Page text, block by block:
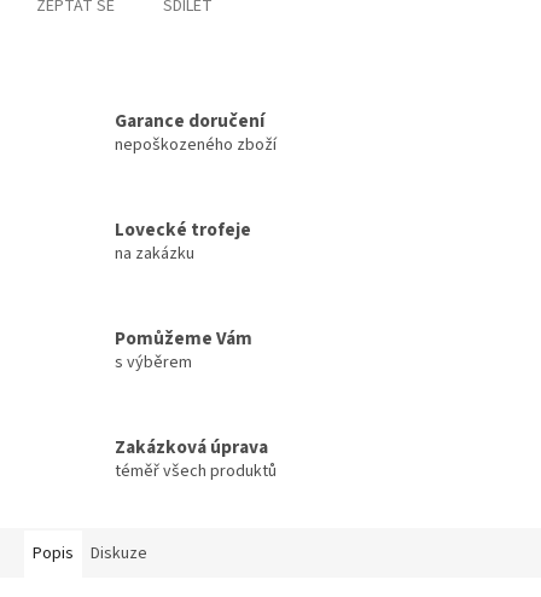
ZEPTAT SE SDÍLET
Garance doručení
nepoškozeného zboží
Lovecké trofeje
na zakázku
Pomůžeme Vám
s výběrem
Zakázková úprava
téměř všech produktů
Popis Diskuze